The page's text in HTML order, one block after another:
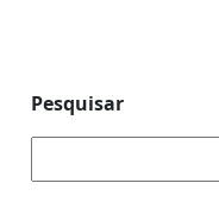
Pesquisar